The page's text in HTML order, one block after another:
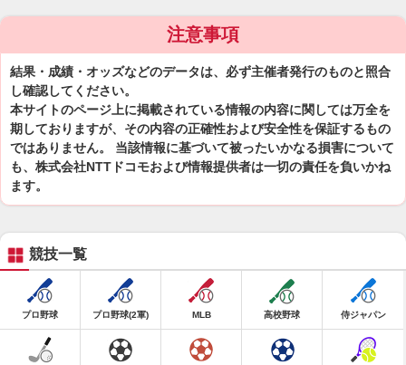
注意事項
結果・成績・オッズなどのデータは、必ず主催者発行のものと照合
し確認してください。
本サイトのページ上に掲載されている情報の内容に関しては万全を
期しておりますが、その内容の正確性および安全性を保証するもの
ではありません。 当該情報に基づいて被ったいかなる損害について
も、株式会社NTTドコモおよび情報提供者は一切の責任を負いかね
ます。
競技一覧
プロ野球 プロ野球(2軍) MLB 高校野球 侍ジャパン